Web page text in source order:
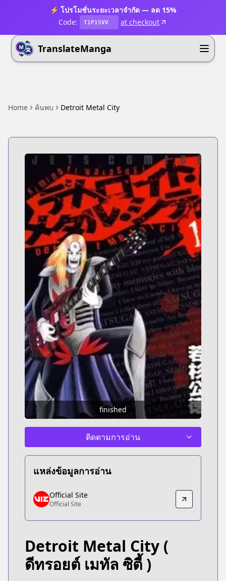
⚡ โปรโมชั่นระยะเวลาจำกัด — ลด 15%
Code:
T1P15VV at checkout
TranslateManga
Home ค้นพบ Detroit Metal City
finished
ติดตามการอ่าน
แหล่งข้อมูลการอ่าน
Official Site
Official Site
Official Site
Official Site
Detroit Metal City (
ดีทรอยต์ เมทัล ซิตี้ )